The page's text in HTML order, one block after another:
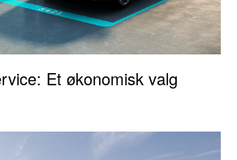
Et økonomisk valg